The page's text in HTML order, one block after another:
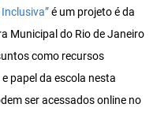
é um projeto é da
Municipal do Rio de Janeiro
como recursos
papel da escola nesta
ser acessados online no